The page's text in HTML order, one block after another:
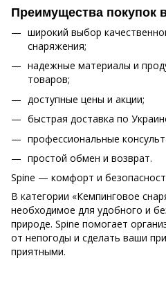
Преимущества покупок
широкий выбор
снаряжения;
надежные материалы и
товаров;
доступные цены и акции;
быстрая доставка по
профессиональные
простой обмен и возврат.
Spine — комфорт и
В категории «Кемпинговое
необходимое для удобного и
природе. Spine помогает
от непогоды и сделать ваши
приятными.